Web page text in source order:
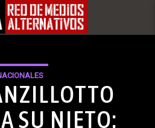
SU NIETO: